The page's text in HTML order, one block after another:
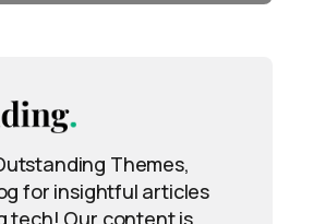
Themes,
for insightful articles
tech! Our content is